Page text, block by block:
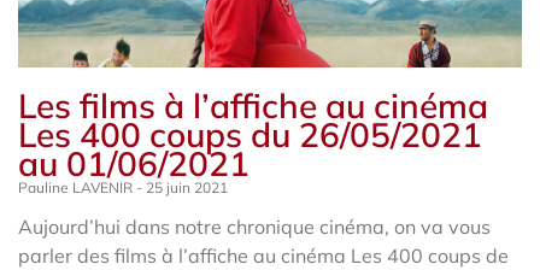
Les films à l’affiche au cinéma
Les 400 coups du 26/05/2021
au 01/06/2021
Pauline LAVENIR 25 juin 2021
Aujourd’hui dans notre chronique cinéma, on va vous
parler des films à l’affiche au cinéma Les 400 coups de